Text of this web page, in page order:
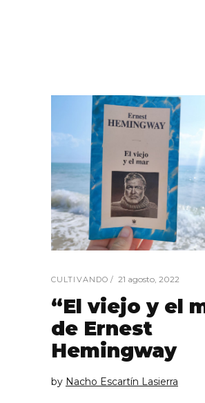
CULTIVANDO 21 agosto, 2022
“El viejo y el
de Ernest
Hemingway
by Nacho Escartín Lasierra